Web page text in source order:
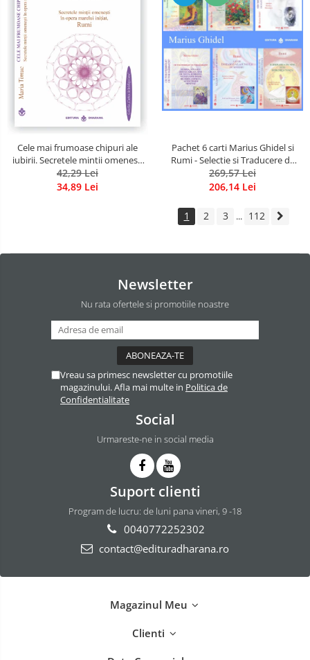
Cele mai frumoase chipuri ale
iubirii. Secretele mintii omenesti
in opera marelui initiat, Rumi
42,29 Lei
34,89 Lei
Pachet 6 carti Marius Ghidel si
Rumi - Selectie si Traducere de
Marius Ghidel
269,57 Lei
206,14 Lei
1 2 3 ... 112
Newsletter
Nu rata ofertele si promotiile noastre
Vreau sa primesc newsletter cu promotiile
magazinului. Afla mai multe in Politica de
Confidentialitate
Social
Urmareste-ne in social media
Suport clienti
Program de lucru: de luni pana vineri, 9 -18
0040772252302
contact@edituradharana.ro
Magazinul Meu
Clienti